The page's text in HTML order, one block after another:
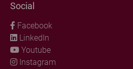
Social
Facebook
LinkedIn
Youtube
Instagram